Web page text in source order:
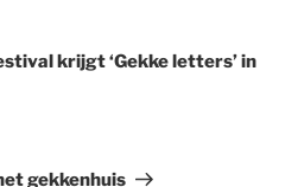
krijgt ‘Gekke letters’ in
gekkenhuis